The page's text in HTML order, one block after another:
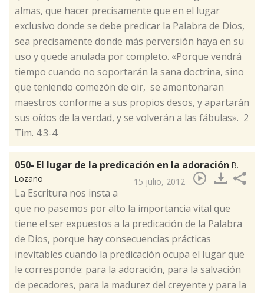
almas, que hacer precisamente que en el lugar
exclusivo donde se debe predicar la Palabra de Dios,
sea precisamente donde más perversión haya en su
uso y quede anulada por completo. «Porque vendrá
tiempo cuando no soportarán la sana doctrina, sino
que teniendo comezón de oir, se amontonaran
maestros conforme a sus propios desos, y apartarán
sus oídos de la verdad, y se volverán a las fábulas». 2
Tim. 4:3-4
050- El lugar de la predicación en la adoración B.
Lozano
15 julio, 2012
​La Escritura nos insta a
que no pasemos por alto la importancia vital que
tiene el ser expuestos a la predicación de la Palabra
de Dios, porque hay consecuencias prácticas
inevitables cuando la predicación ocupa el lugar que
le corresponde: para la adoración, para la salvación
de pecadores, para la madurez del creyente y para la